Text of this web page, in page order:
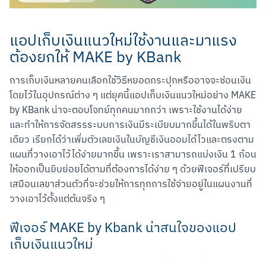
แอปเก็บเงินแนวใหม่ใช้งานและมาแรง
ต้องยกให้ MAKE by KBank
การเก็บเงินหลายคนเลือกใช้วิธีหยอดกระปุกหรืออาจจะซ่อนเงิน
โดยไว้ในอุปกรณ์ต่าง ๆ แต่ยุคนี้แอปเก็บเงินแนวใหม่อย่าง MAKE
by KBank น่าจะตอบโจทย์ทุกคนมากกว่า เพราะใช้งานได้ง่าย
และทำให้การจัดสรรระบบการเงินมีระเบียบมากขึ้นได้ในพริบตา
เดียว เรียกได้ว่าเพิ่มตัวเลขเงินในบัญชีเงินออมได้ไวและตรงตาม
แผนที่วางเอาไว้ได้ง่ายมากขึ้น เพราะเราสามารถแบ่งเงิน 1 ก้อน
ให้ออกเป็นยิบย่อยได้ตามที่ต้องการได้ง่าย ๆ ด้วยฟีเจอร์ที่เปรียบ
เสมือนเลขาส่วนตัวที่จะช่วยให้การทุกการใช้จ่ายอยู่ในแผนงานที่
วางเอาไว้ตั้งแต่ต้นจริง ๆ
ฟีเจอร์ MAKE by Kbank น่าสนใจของแอป
เก็บเงินแนวใหม่